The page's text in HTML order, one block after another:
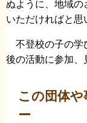
ぬように、地域の
いただければと思
不登校の子の学
後の活動に参加、
この団体
ー